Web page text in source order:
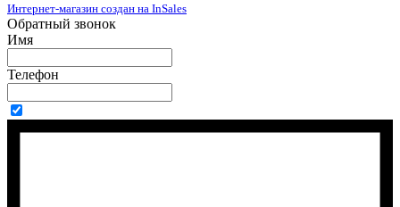
Интернет-магазин создан на InSales
Обратный звонок
Имя
Телефон